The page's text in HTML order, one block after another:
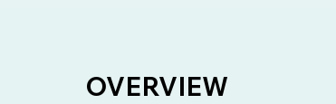
OVERVIEW